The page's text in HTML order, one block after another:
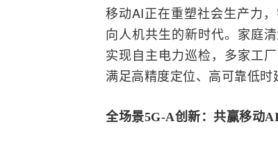
移动AI正在重塑社会生产力
向人机共生的新时代。家庭
实现自主电力巡检，多家工
满足高精度定位、高可靠低时
全场景5G-A创新：共赢移动